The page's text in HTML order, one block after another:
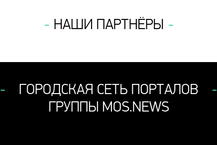
НАШИ ПАРТНЁРЫ
ГОРОДСКАЯ СЕТЬ ПОРТАЛОВ
ГРУППЫ MOS.NEWS